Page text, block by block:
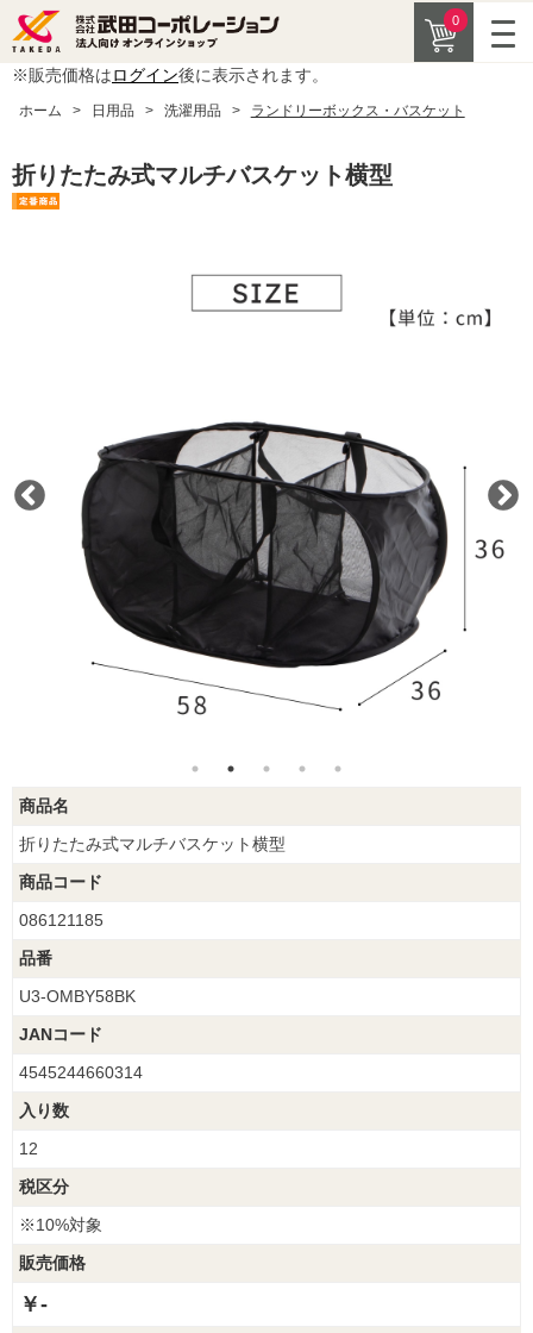
0
※販売価格はログイン後に表示されます。
ホーム > 日用品 > 洗濯用品 > ランドリーボックス・バスケット
折りたたみ式マルチバスケット横型
商品名
折りたたみ式マルチバスケット横型
商品コード
086121185
品番
U3-OMBY58BK
JANコード
4545244660314
入り数
12
税区分
※10%対象
販売価格
￥-